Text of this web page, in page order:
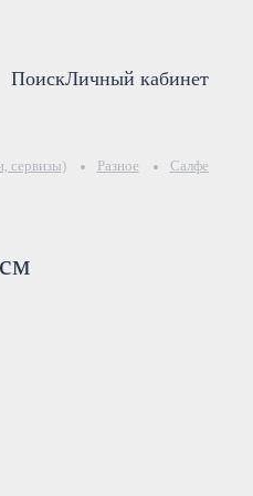
ПоискЛичный кабинет
сервизы) Разное Салфетница